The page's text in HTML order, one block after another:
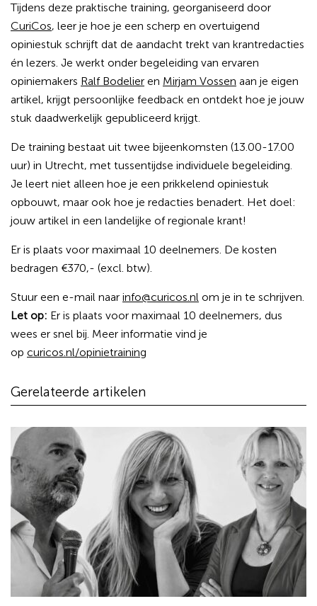
Tijdens deze praktische training, georganiseerd door
CuriCos, leer je hoe je een scherp en overtuigend
opiniestuk schrijft dat de aandacht trekt van krantredacties
én lezers. Je werkt onder begeleiding van ervaren
opiniemakers Ralf Bodelier en Mirjam Vossen aan je eigen
artikel, krijgt persoonlijke feedback en ontdekt hoe je jouw
stuk daadwerkelijk gepubliceerd krijgt.
De training bestaat uit twee bijeenkomsten (13.00-17.00
uur) in Utrecht, met tussentijdse individuele begeleiding.
Je leert niet alleen hoe je een prikkelend opiniestuk
opbouwt, maar ook hoe je redacties benadert. Het doel:
jouw artikel in een landelijke of regionale krant!
Er is plaats voor maximaal 10 deelnemers. De kosten
bedragen €370,- (excl. btw).
Stuur een e-mail naar info@curicos.nl om je in te schrijven.​
Let op: Er is plaats voor maximaal 10 deelnemers, dus
wees er snel bij. Meer informatie vind je
op curicos.nl/opinietraining
Gerelateerde artikelen